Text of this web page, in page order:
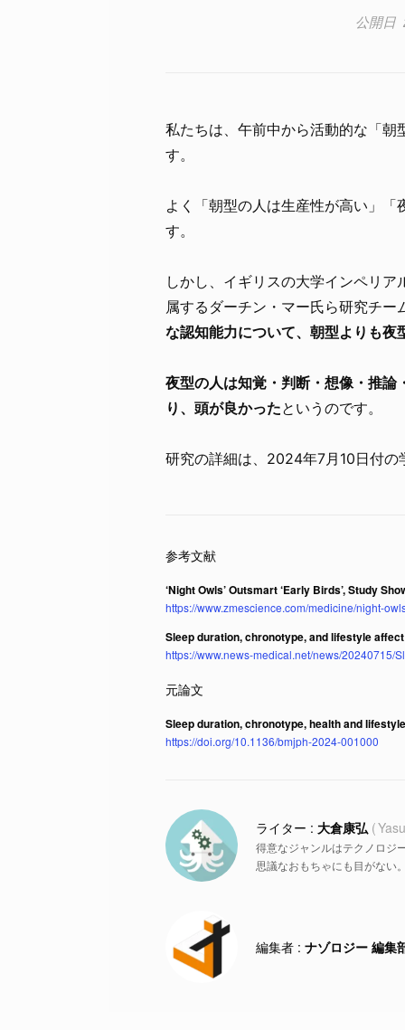
私たちは、午前中から活動的な「
す。
よく「朝型の人は生産性が高い」
す。
しかし、イギリスの大学インペリ
属するダーチン・マー氏ら研究チー
な認知能力について、朝型よりも夜
夜型の人は知覚・判断・想像・推
り、頭が良かったというのです。
研究の詳細は、2024年7月10日付の
‘Night Owls’ Outsmart ‘Early Birds’, Study
https://www.zmescience.com/medicine/night-
Sleep duration, chronotype, and lifestyle
https://www.news-medical.net/news/20240715/
Sleep duration, chronotype, health and
https://doi.org/10.1136/bmjph-2024-001000
大倉康弘
得意なジャンルはテクノロジ
思議なおもちゃにも目がない
ナゾロジー 編集